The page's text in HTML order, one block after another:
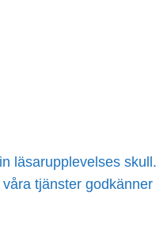
läsarupplevelses skull.
tjänster godkänner